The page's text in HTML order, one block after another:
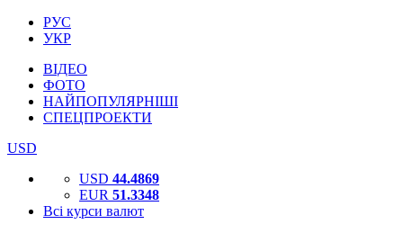
РУС
УКР
ВІДЕО
ФОТО
НАЙПОПУЛЯРНІШІ
СПЕЦПРОЕКТИ
USD
USD 44.4869
EUR 51.3348
Всі курси валют